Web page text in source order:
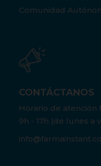
Comunidad
CONTÁCTANOS
Horario de atención
9h - 17h (de lunes a